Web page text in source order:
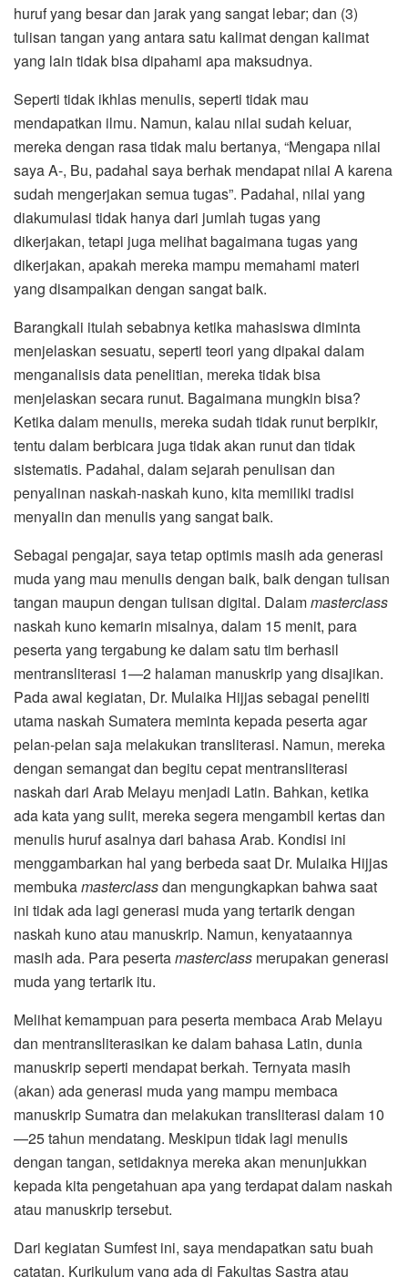
huruf yang besar dan jarak yang sangat lebar; dan (3)
tulisan tangan yang antara satu kalimat dengan kalimat
yang lain tidak bisa dipahami apa maksudnya.
Seperti tidak ikhlas menulis, seperti tidak mau
mendapatkan ilmu. Namun, kalau nilai sudah keluar,
mereka dengan rasa tidak malu bertanya, “Mengapa nilai
saya A-, Bu, padahal saya berhak mendapat nilai A karena
sudah mengerjakan semua tugas”. Padahal, nilai yang
diakumulasi tidak hanya dari jumlah tugas yang
dikerjakan, tetapi juga melihat bagaimana tugas yang
dikerjakan, apakah mereka mampu memahami materi
yang disampaikan dengan sangat baik.
Barangkali itulah sebabnya ketika mahasiswa diminta
menjelaskan sesuatu, seperti teori yang dipakai dalam
menganalisis data penelitian, mereka tidak bisa
menjelaskan secara runut. Bagaimana mungkin bisa?
Ketika dalam menulis, mereka sudah tidak runut berpikir,
tentu dalam berbicara juga tidak akan runut dan tidak
sistematis. Padahal, dalam sejarah penulisan dan
penyalinan naskah-naskah kuno, kita memiliki tradisi
menyalin dan menulis yang sangat baik.
Sebagai pengajar, saya tetap optimis masih ada generasi
muda yang mau menulis dengan baik, baik dengan tulisan
tangan maupun dengan tulisan digital. Dalammasterclass
naskah kuno kemarin misalnya, dalam 15 menit, para
peserta yang tergabung ke dalam satu tim berhasil
mentransliterasi 1—2 halaman manuskrip yang disajikan.
Pada awal kegiatan, Dr. Mulaika Hijjas sebagai peneliti
utama naskah Sumatera meminta kepada peserta agar
pelan-pelan saja melakukan transliterasi. Namun, mereka
dengan semangat dan begitu cepat mentransliterasi
naskah dari Arab Melayu menjadi Latin. Bahkan, ketika
ada kata yang sulit, mereka segera mengambil kertas dan
menulis huruf asalnya dari bahasa Arab. Kondisi ini
menggambarkan hal yang berbeda saat Dr. Mulaika Hijjas
membukamasterclassdan mengungkapkan bahwa saat
ini tidak ada lagi generasi muda yang tertarik dengan
naskah kuno atau manuskrip. Namun, kenyataannya
masih ada. Para pesertamasterclass merupakan generasi
muda yang tertarik itu.
Melihat kemampuan para peserta membaca Arab Melayu
dan mentransliterasikan ke dalam bahasa Latin, dunia
manuskrip seperti mendapat berkah. Ternyata masih
(akan) ada generasi muda yang mampu membaca
manuskrip Sumatra dan melakukan transliterasi dalam 10
—25 tahun mendatang. Meskipun tidak lagi menulis
dengan tangan, setidaknya mereka akan menunjukkan
kepada kita pengetahuan apa yang terdapat dalam naskah
atau manuskrip tersebut.
Dari kegiatan Sumfest ini, saya mendapatkan satu buah
catatan. Kurikulum yang ada di Fakultas Sastra atau